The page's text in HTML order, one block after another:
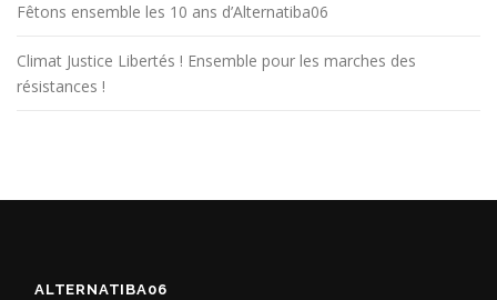
Fêtons ensemble les 10 ans d’Alternatiba06
Climat Justice Libertés ! Ensemble pour les marches des
résistances !
ALTERNATIBA06